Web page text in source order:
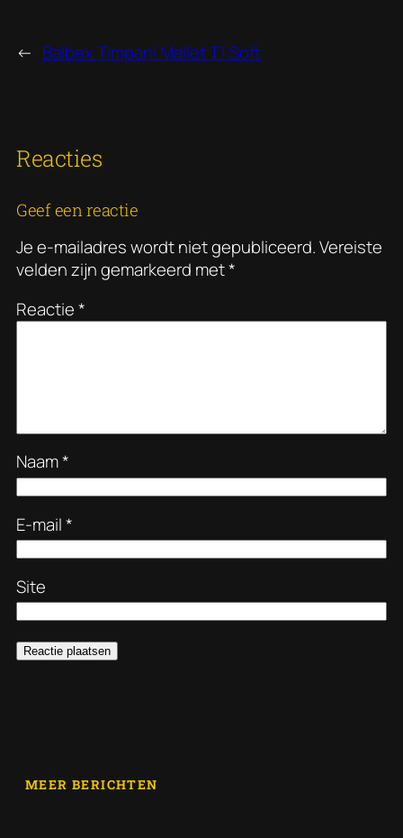
← Balbex Timpani Mallet T1 Soft
Reacties
Geef een reactie
Je e-mailadres wordt niet gepubliceerd.Vereiste
velden zijn gemarkeerd met*
Reactie*
Naam*
E-mail*
Site
MEER BERICHTEN